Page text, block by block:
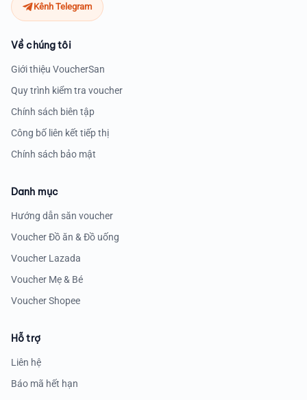
Kênh Telegram
Về chúng tôi
Giới thiệu VoucherSan
Quy trình kiểm tra voucher
Chính sách biên tập
Công bố liên kết tiếp thị
Chính sách bảo mật
Danh mục
Hướng dẫn săn voucher
Voucher Đồ ăn & Đồ uống
Voucher Lazada
Voucher Mẹ & Bé
Voucher Shopee
Hỗ trợ
Liên hệ
Báo mã hết hạn